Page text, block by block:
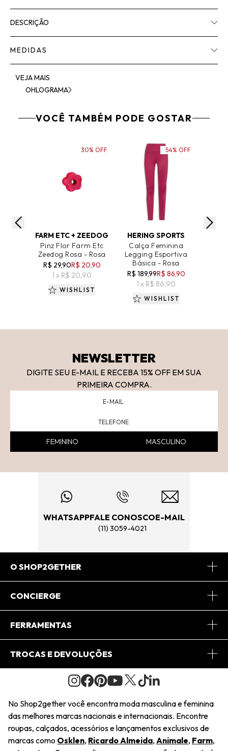
DESCRIÇÃO
MEDIDAS
VEJA MAIS
OHLOGRAMA
VOCÊ TAMBÉM PODE GOSTAR
FARM ETC + ZEEDOG
Pinz Flor Farm Etc
Zeedog Rosa - Rosa
R$ 29,90R$ 20,90
1 x R$ 20,90
30% OFF
WISHLIST
ADICIONAR AO CARRINHO
HERING SPORTS
Calça Feminina
Legging Esportiva
Básica - Rosa
R$ 189,99R$ 86,90
1 x R$ 86,90
54% OFF
WISHLIST
NEWSLETTER
DIGITE SEU E-MAIL E RECEBA 15% OFF EM SUA
PRIMEIRA COMPRA.
FEMININO MASCULINO
WHATSAPPFALE CONOSCO
(11) 3059-4021
E-MAIL
O SHOP2GETHER
Sobre Nós
Journal
Saiu na Mídia
Sustentabilidade
CONCIERGE
Central de Relacionamento
Regulamento e Promoções
FERRAMENTAS
Minha Conta
Pedido de Presente
Wishlist
TROCAS E DEVOLUÇÕES
Condições Gerais
Troca Fácil
Restituição de Pagamento
No Shop2gether você encontra moda masculina e feminina
das melhores marcas nacionais e internacionais. Encontre
roupas, calçados, acessórios e lançamentos exclusivos de
marcas como Osklen, Ricardo Almeida, Animale, Farm,